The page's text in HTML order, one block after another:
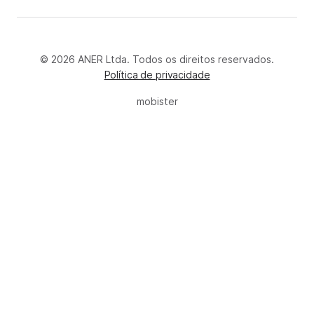
© 2026 ANER Ltda. Todos os direitos reservados.
Política de privacidade
mobister